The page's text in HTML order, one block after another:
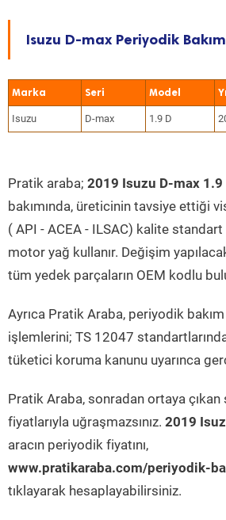
Isuzu D-max Periyodik
Marka Seri Model Yıl
Isuzu D-max 1.9 D
Pratik araba; 2019 Isuzu D-max 1.9
bakımında, üreticinin tavsiye ettiği
( API - ACEA - ILSAC) kalite
motor yağ kullanır. Değişim
tüm yedek parçaların OEM kodlu
Ayrıca Pratik Araba, periyodik bakım
işlemlerini; TS 12047
tüketici koruma kanunu uyarınca
Pratik Araba, sonradan ortaya çıkan
fiyatlarıyla uğraşmazsınız. 2019
aracın periyodik fiyatını,
www.pratikaraba.com/periyodik-
tıklayarak hesaplayabilirsiniz.